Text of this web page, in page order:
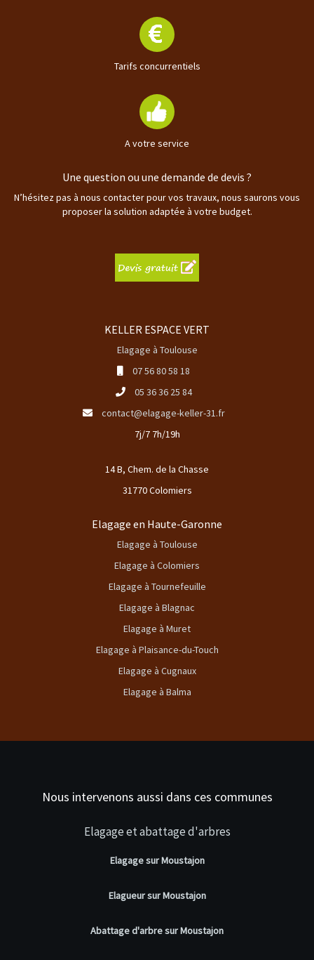
Tarifs concurrentiels
A votre service
Une question ou une demande de devis ?
N’hésitez pas à nous contacter pour vos travaux, nous saurons vous
proposer la solution adaptée à votre budget.
KELLER ESPACE VERT
Elagage à Toulouse
07 56 80 58 18
05 36 36 25 84
contact@elagage-keller-31.fr
7j/7 7h/19h
14 B, Chem. de la Chasse
31770 Colomiers
Elagage en Haute-Garonne
Elagage à Toulouse
Elagage à Colomiers
Elagage à Tournefeuille
Elagage à Blagnac
Elagage à Muret
Elagage à Plaisance-du-Touch
Elagage à Cugnaux
Elagage à Balma
Nous intervenons aussi dans ces communes
Elagage et abattage d'arbres
Elagage sur Moustajon
Elagueur sur Moustajon
Abattage d'arbre sur Moustajon